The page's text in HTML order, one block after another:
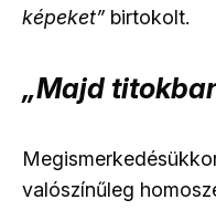
képeket” birtokolt.
„Majd
valószínűleg